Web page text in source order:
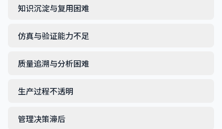
知识沉淀与复用困难
仿真与验证能力不足
质量追溯与分析困难
生产过程不透明
管理决策滞后